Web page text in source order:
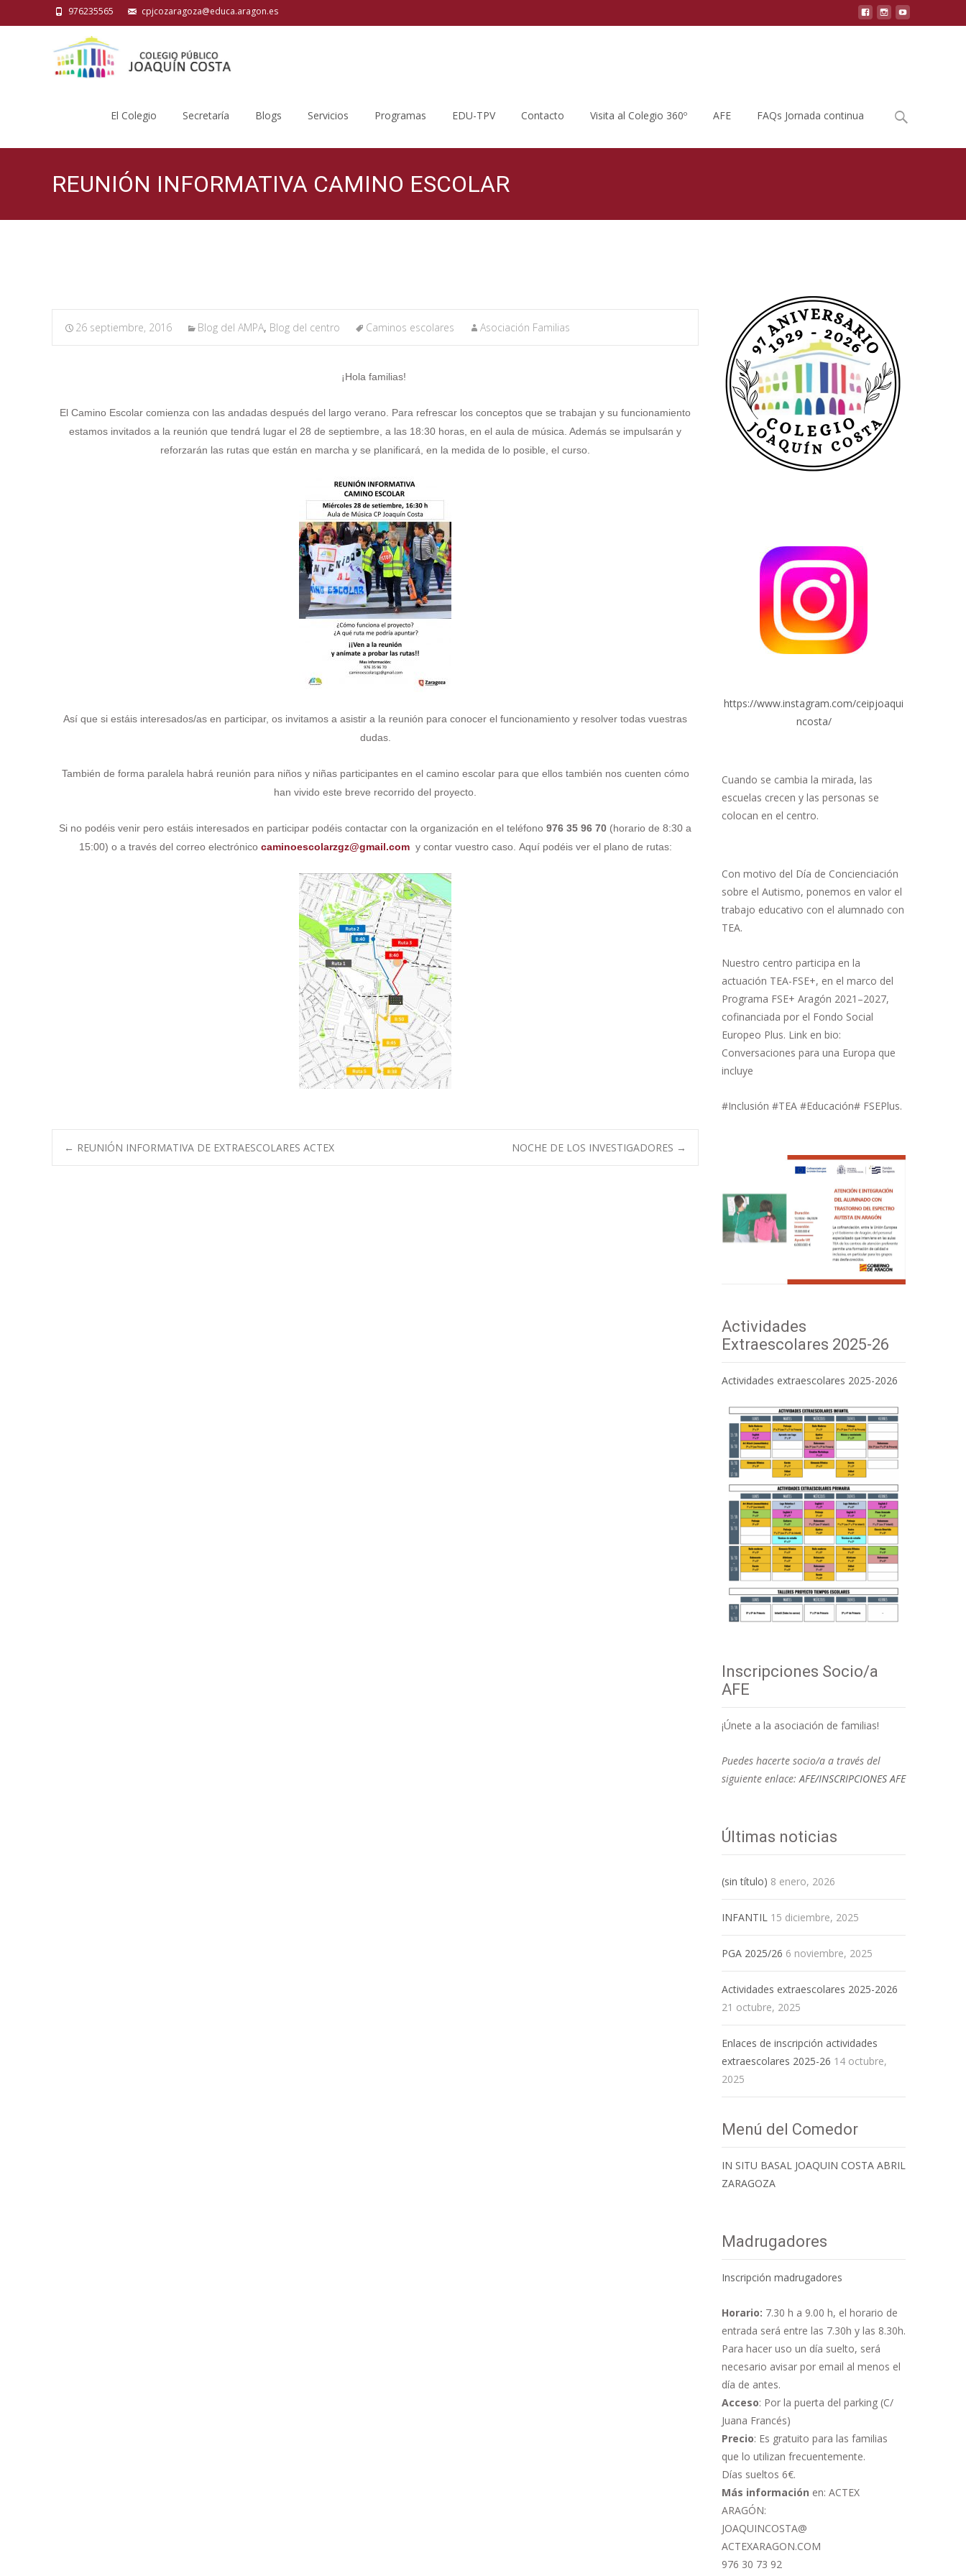
976235565 cpjcozaragoza@educa.aragon.es
El Colegio Secretaría Blogs Servicios Programas EDU-TPV Contacto Visita al Colegio 360º AFE FAQs Jornada continua
Buscar
por:
REUNIÓN INFORMATIVA CAMINO ESCOLAR
26 septiembre, 2016 Blog del AMPA, Blog del centro Caminos escolares Asociación Familias
¡Hola familias!
El Camino Escolar comienza con las andadas después del largo verano. Para refrescar los conceptos que se trabajan y su funcionamiento
estamos invitados a la reunión que tendrá lugar el 28 de septiembre, a las 18:30 horas, en el aula de música. Además se impulsarán y
reforzarán las rutas que están en marcha y se planificará, en la medida de lo posible, el curso.
Así que si estáis interesados/as en participar, os invitamos a asistir a la reunión para conocer el funcionamiento y resolver todas vuestras
dudas.
También de forma paralela habrá reunión para niños y niñas participantes en el camino escolar para que ellos también nos cuenten cómo
han vivido este breve recorrido del proyecto.
Si no podéis venir pero estáis interesados en participar podéis contactar con la organización en el teléfono 976 35 96 70 (horario de 8:30 a
15:00) o a través del correo electrónico caminoescolarzgz@gmail.com y contar vuestro caso. Aquí podéis ver el plano de rutas:
Navegación
← REUNIÓN INFORMATIVA DE EXTRAESCOLARES ACTEX NOCHE DE LOS INVESTIGADORES →
https://www.instagram.com/ceipjoaqui
ncosta/
Cuando se cambia la mirada, las
escuelas crecen y las personas se
colocan en el centro.
Con motivo del Día de Concienciación
sobre el Autismo, ponemos en valor el
trabajo educativo con el alumnado con
TEA.
Nuestro centro participa en la
actuación TEA-FSE+, en el marco del
Programa FSE+ Aragón 2021–2027,
cofinanciada por el Fondo Social
Europeo Plus. Link en bio:
Conversaciones para una Europa que
incluye
#Inclusión #TEA #Educación# FSEPlus.
Actividades
Extraescolares 2025-26
Actividades extraescolares 2025-2026
Inscripciones Socio/a
AFE
¡Únete a la asociación de familias!
Puedes hacerte socio/a a través del
siguiente enlace:AFE/INSCRIPCIONES AFE
Últimas noticias
(sin título) 8 enero, 2026
INFANTIL 15 diciembre, 2025
PGA 2025/26 6 noviembre, 2025
Actividades extraescolares 2025-2026
21 octubre, 2025
Enlaces de inscripción actividades
extraescolares 2025-26 14 octubre,
2025
Menú del Comedor
IN SITU BASAL JOAQUIN COSTA ABRIL
ZARAGOZA
Madrugadores
Inscripción madrugadores
Horario: 7.30 h a 9.00 h, el horario de
entrada será entre las 7.30h y las 8.30h.
Para hacer uso un día suelto, será
necesario avisar por email al menos el
día de antes.
Acceso: Por la puerta del parking (C/
Juana Francés)
Precio: Es gratuito para las familias
que lo utilizan frecuentemente.
Días sueltos 6€.
Más información en: ACTEX
ARAGÓN:
JOAQUINCOSTA@
ACTEXARAGON.COM
976 30 73 92